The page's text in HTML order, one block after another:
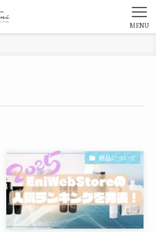
MENU
商品について